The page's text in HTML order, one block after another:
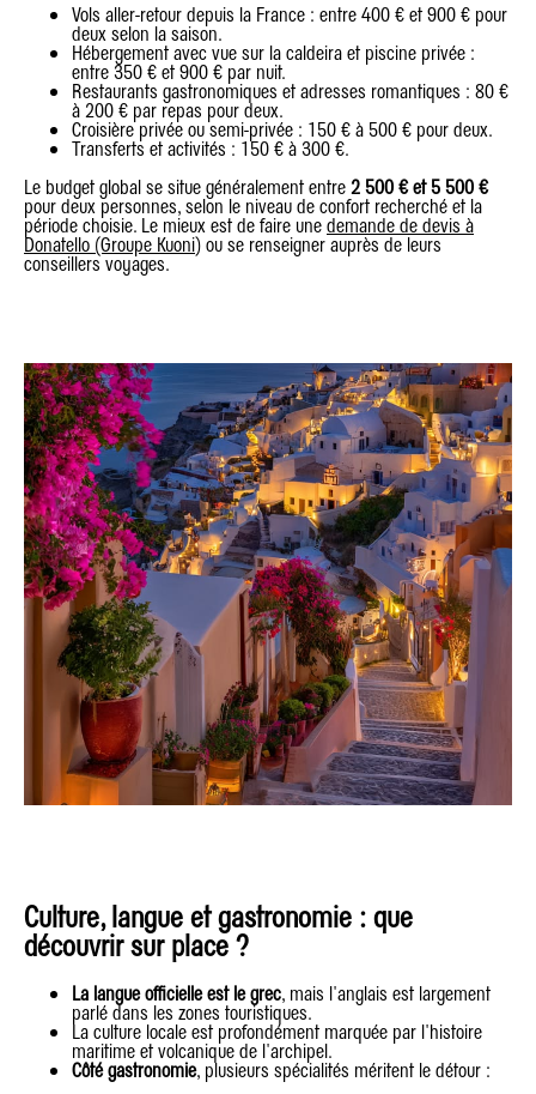
Vols aller-retour depuis la France : entre 400 € et 900 € pour
deux selon la saison.
Hébergement avec vue sur la caldeira et piscine privée :
entre 350 € et 900 € par nuit.
Restaurants gastronomiques et adresses romantiques : 80 €
à 200 € par repas pour deux.
Croisière privée ou semi-privée : 150 € à 500 € pour deux.
Transferts et activités : 150 € à 300 €.
Le budget global se situe généralement entre 2 500 € et 5 500 €
pour deux personnes, selon le niveau de confort recherché et la
période choisie. Le mieux est de faire une demande de devis à
Donatello (Groupe Kuoni) ou se renseigner auprès de leurs
conseillers voyages.
Culture, langue et gastronomie : que
découvrir sur place ?
La langue officielle est le grec , mais l'anglais est largement
parlé dans les zones touristiques.
La culture locale est profondément marquée par l'histoire
maritime et volcanique de l'archipel.
Côté gastronomie, plusieurs spécialités méritent le détour :